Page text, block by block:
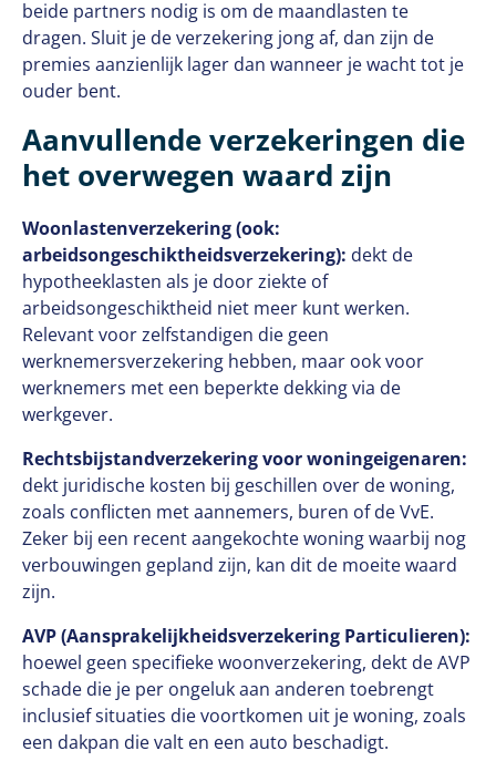
beide partners nodig is om de maandlasten te
dragen. Sluit je de verzekering jong af, dan zijn de
premies aanzienlijk lager dan wanneer je wacht tot je
ouder bent.
Aanvullende verzekeringen die
het overwegen waard zijn
Woonlastenverzekering (ook:
arbeidsongeschiktheidsverzekering): dekt de
hypotheeklasten als je door ziekte of
arbeidsongeschiktheid niet meer kunt werken.
Relevant voor zelfstandigen die geen
werknemersverzekering hebben, maar ook voor
werknemers met een beperkte dekking via de
werkgever.
Rechtsbijstandverzekering voor woningeigenaren:
dekt juridische kosten bij geschillen over de woning,
zoals conflicten met aannemers, buren of de VvE.
Zeker bij een recent aangekochte woning waarbij nog
verbouwingen gepland zijn, kan dit de moeite waard
zijn.
AVP (Aansprakelijkheidsverzekering Particulieren):
hoewel geen specifieke woonverzekering, dekt de AVP
schade die je per ongeluk aan anderen toebrengt
inclusief situaties die voortkomen uit je woning, zoals
een dakpan die valt en een auto beschadigt.